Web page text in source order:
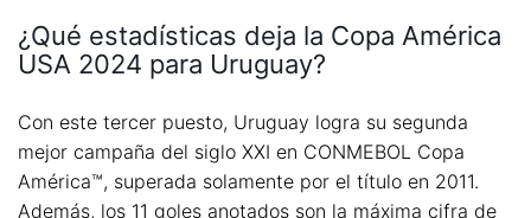
¿Qué estadísticas deja la Copa América
USA 2024 para Uruguay?
Con este tercer puesto, Uruguay logra su segunda
mejor campaña del siglo XXI en CONMEBOL Copa
América™, superada solamente por el título en 2011.
Además, los 11 goles anotados son la máxima cifra de